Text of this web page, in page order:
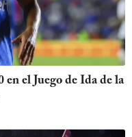
el Juego de Ida de la